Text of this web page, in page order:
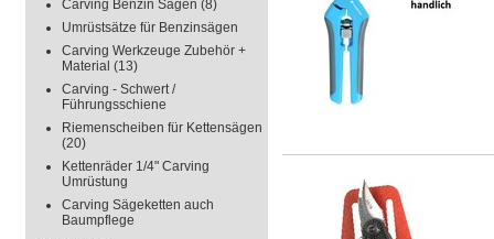
Carving Benzin Sägen (8)
Umrüstsätze für Benzinsägen
Carving Werkzeuge Zubehör +
Material (13)
Carving - Schwert /
Führungsschiene
Riemenscheiben für Kettensägen
(20)
Kettenräder 1/4" Carving
Umrüstung
Carving Sägeketten auch
Baumpflege